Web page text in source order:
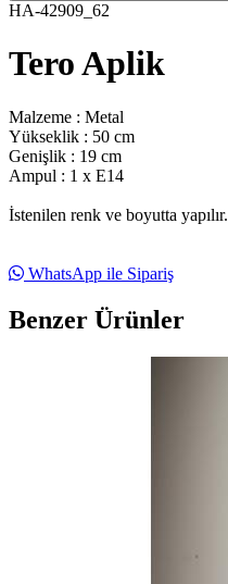
HA-42909_62
Tero Aplik
Malzeme : Metal
Yükseklik : 50 cm
Genişlik : 19 cm
Ampul : 1 x E14
İstenilen renk ve boyutta yapılır.
WhatsApp ile Sipariş
Benzer Ürünler